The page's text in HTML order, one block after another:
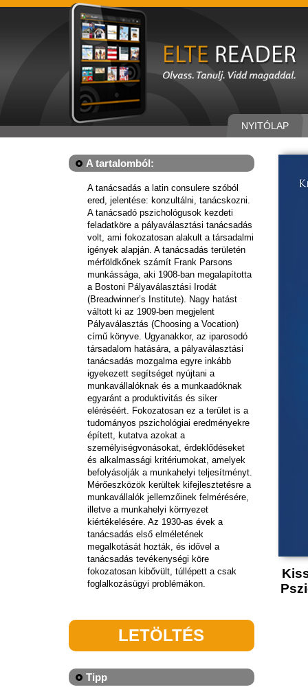
NYITÓLAP
A tartalomból:
A tanácsadás a latin consulere szóból
ered, jelentése: konzultálni, tanácskozni.
A tanácsadó pszichológusok kezdeti
feladatköre a pályaválasztási tanácsadás
volt, ami fokozatosan alakult a társadalmi
igények alapján. A tanácsadás területén
mérföldkőnek számít Frank Parsons
munkássága, aki 1908-ban megalapította
a Bostoni Pályaválasztási Irodát
(Breadwinner’s Institute). Nagy hatást
váltott ki az 1909-ben megjelent
Pályaválasztás (Choosing a Vocation)
című könyve. Ugyanakkor, az iparosodó
társadalom hatására, a pályaválasztási
tanácsadás mozgalma egyre inkább
igyekezett segítséget nyújtani a
munkavállalóknak és a munkaadóknak
egyaránt a produktivitás és siker
eléréséért. Fokozatosan ez a terület is a
tudományos pszichológiai eredményekre
épített, kutatva azokat a
személyiségvonásokat, érdeklődéseket
és alkalmassági kritériumokat, amelyek
befolyásolják a munkahelyi teljesítményt.
Mérőeszközök kerültek kifejlesztetésre a
munkavállalók jellemzőinek felmérésére,
illetve a munkahelyi környezet
kiértékelésére. Az 1930-as évek a
tanácsadás első elméletének
megalkotását hozták, és idővel a
tanácsadás tevékenységi köre
fokozatosan kibővült, túllépett a csak
foglalkozásügyi problémákon.
LETÖLTÉS
Tipp